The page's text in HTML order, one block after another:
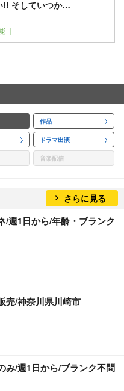
!! そしていつか…
｜
作品
ドラマ出演
音楽配信
さらに見る
/週1日から/年齢・ブランク
売/神奈川県川崎市
み/週1日から/ブランク不問